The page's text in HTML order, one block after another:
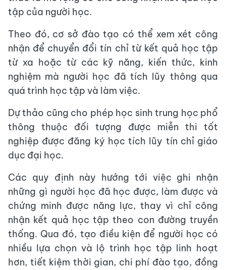
tập của người học.
Theo đó, cơ sở đào tạo có thể xem xét công
nhận để chuyển đổi tín chỉ từ kết quả học tập
từ xa hoặc từ các kỹ năng, kiến thức, kinh
nghiệm mà người học đã tích lũy thông qua
quá trình học tập và làm việc.
Dự thảo cũng cho phép học sinh trung học phổ
thông thuộc đối tượng được miễn thi tốt
nghiệp được đăng ký học tích lũy tín chỉ giáo
dục đại học.
Các quy định này hướng tới việc ghi nhận
những gì người học đã học được, làm được và
chứng minh được năng lực, thay vì chỉ công
nhận kết quả học tập theo con đường truyền
thống. Qua đó, tạo điều kiện để người học có
nhiều lựa chọn và lộ trình học tập linh hoạt
hơn, tiết kiệm thời gian, chi phí đào tạo, đồng